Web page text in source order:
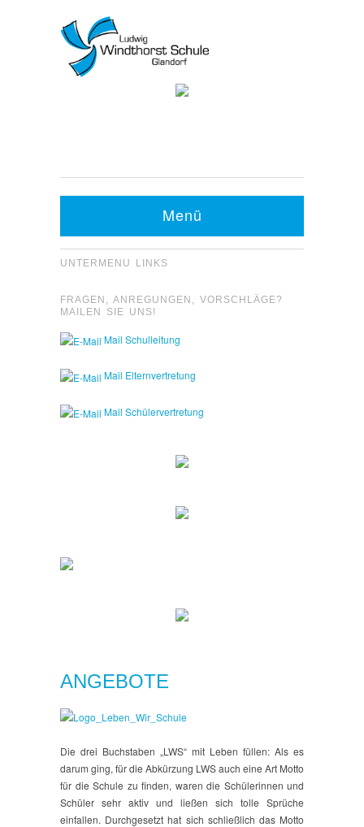
Fax: 05426 9480-20
Menü
UNTERMENU LINKS
FRAGEN, ANREGUNGEN, VORSCHLÄGE?
MAILEN SIE UNS!
Mail Schulleitung
Mail Elternvertretung
Mail Schülervertretung
ANGEBOTE
Die drei Buchstaben „LWS“ mit Leben füllen: Als es
darum ging, für die Abkürzung LWS auch eine Art Motto
für die Schule zu finden, waren die Schülerinnen und
Schüler sehr aktiv und ließen sich tolle Sprüche
einfallen. Durchgesetzt hat sich schließlich das Motto